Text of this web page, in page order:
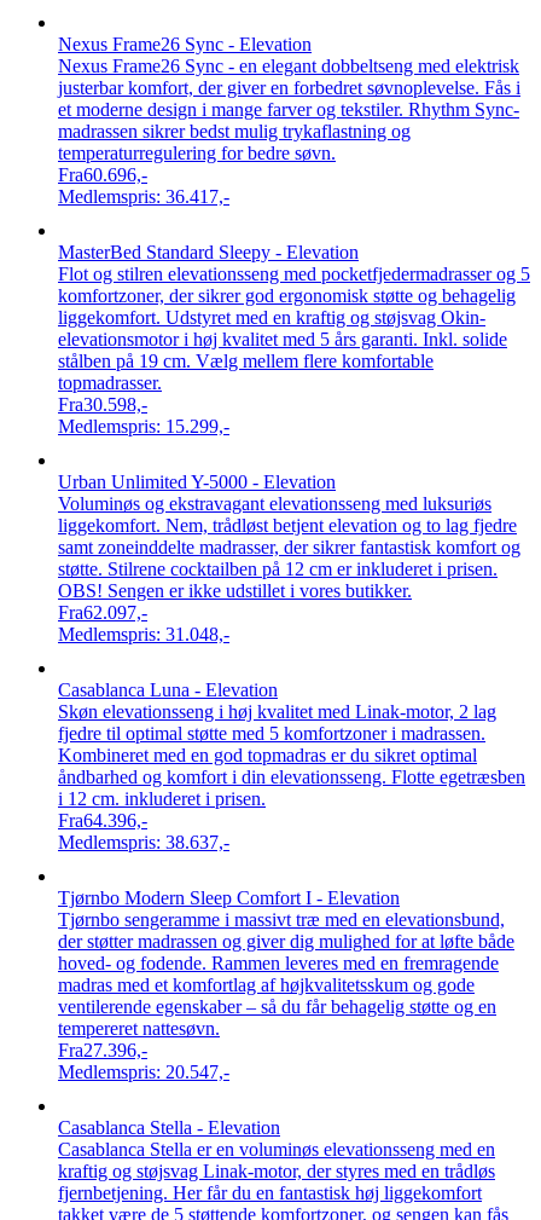
Nexus Frame26 Sync - Elevation
Nexus Frame26 Sync - en elegant dobbeltseng med elektrisk
justerbar komfort, der giver en forbedret søvnoplevelse. Fås i
et moderne design i mange farver og tekstiler. Rhythm Sync-
madrassen sikrer bedst mulig trykaflastning og
temperaturregulering for bedre søvn.
Fra60.696,-
Medlemspris: 36.417,-
MasterBed Standard Sleepy - Elevation
Flot og stilren elevationsseng med pocketfjedermadrasser og 5
komfortzoner, der sikrer god ergonomisk støtte og behagelig
liggekomfort. Udstyret med en kraftig og støjsvag Okin-
elevationsmotor i høj kvalitet med 5 års garanti. Inkl. solide
stålben på 19 cm. Vælg mellem flere komfortable
topmadrasser.
Fra30.598,-
Medlemspris: 15.299,-
Urban Unlimited Y-5000 - Elevation
Voluminøs og ekstravagant elevationsseng med luksuriøs
liggekomfort. Nem, trådløst betjent elevation og to lag fjedre
samt zoneinddelte madrasser, der sikrer fantastisk komfort og
støtte. Stilrene cocktailben på 12 cm er inkluderet i prisen.
OBS! Sengen er ikke udstillet i vores butikker.
Fra62.097,-
Medlemspris: 31.048,-
Casablanca Luna - Elevation
Skøn elevationsseng i høj kvalitet med Linak-motor, 2 lag
fjedre til optimal støtte med 5 komfortzoner i madrassen.
Kombineret med en god topmadras er du sikret optimal
åndbarhed og komfort i din elevationsseng. Flotte egetræsben
i 12 cm. inkluderet i prisen.
Fra64.396,-
Medlemspris: 38.637,-
Tjørnbo Modern Sleep Comfort I - Elevation
Tjørnbo sengeramme i massivt træ med en elevationsbund,
der støtter madrassen og giver dig mulighed for at løfte både
hoved- og fodende. Rammen leveres med en fremragende
madras med et komfortlag af højkvalitetsskum og gode
ventilerende egenskaber – så du får behagelig støtte og en
tempereret nattesøvn.
Fra27.396,-
Medlemspris: 20.547,-
Casablanca Stella - Elevation
Casablanca Stella er en voluminøs elevationsseng med en
kraftig og støjsvag Linak-motor, der styres med en trådløs
fjernbetjening. Her får du en fantastisk høj liggekomfort
takket være de 5 støttende komfortzoner, og sengen kan fås